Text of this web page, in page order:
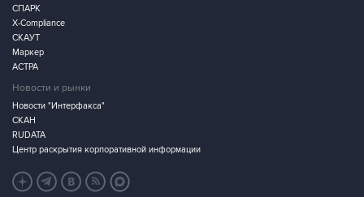
СПАРК
X-Compliance
СКАУТ
Маркер
АСТРА
Новости и рынки
Новости "Интерфакса"
СКАН
RUDATA
Центр раскрытия корпоративной информации